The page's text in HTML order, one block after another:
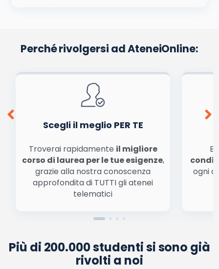
Perché rivolgersi ad AteneiOnline:
Scegli il meglio PER TE
Troverai rapidamente il migliore
corso di laurea per le tue esigenze,
grazie alla nostra conoscenza
approfondita di TUTTI gli atenei
telematici
ogni
Più di 200.000 studenti si sono già
rivolti a noi